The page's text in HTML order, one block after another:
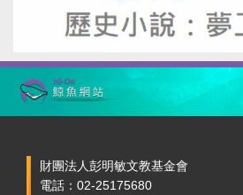
財團法人彭明敏文教基金會
電話：02-25175680